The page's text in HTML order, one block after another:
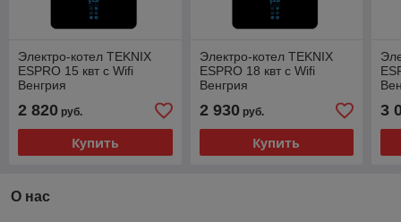
Электро-котел TEKNIX
ESPRO 15 квт c Wifi
Венгрия
2 820 руб.
Купить
Электро-котел TEKNIX
ESPRO 18 квт c Wifi
Венгрия
2 930руб.
Купить
3
О нас